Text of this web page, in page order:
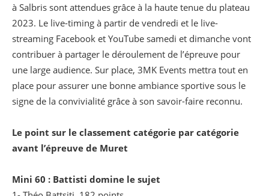
à Salbris sont attendues grâce à la haute tenue du plateau
2023. Le live-timing à partir de vendredi et le live-
streaming Facebook et YouTube samedi et dimanche vont
contribuer à partager le déroulement de l’épreuve pour
une large audience. Sur place, 3MK Events mettra tout en
place pour assurer une bonne ambiance sportive sous le
signe de la convivialité grâce à son savoir-faire reconnu.
Le point sur le classement catégorie par catégorie
avant l’épreuve de Muret
Mini 60 : Battisti domine le sujet